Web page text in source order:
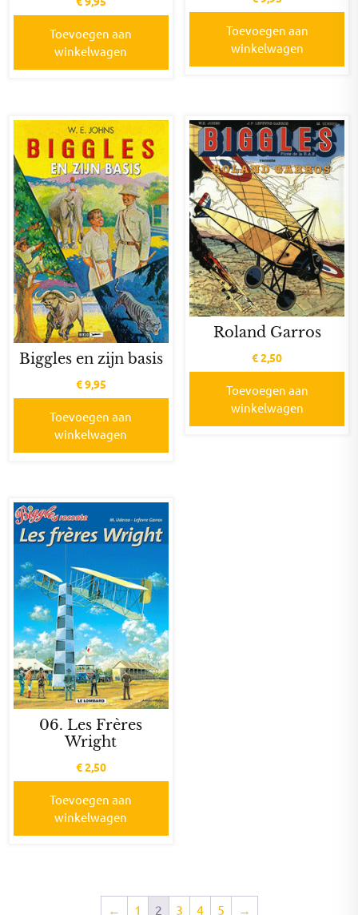
Toevoegen aan
winkelwagen
Toevoegen aan
winkelwagen
Biggles en zijn basis
€9,95
Toevoegen aan
winkelwagen
Roland Garros
€2,50
Toevoegen aan
winkelwagen
06. Les Frères
Wright
€2,50
Toevoegen aan
winkelwagen
← 1 2 3 4 5 →